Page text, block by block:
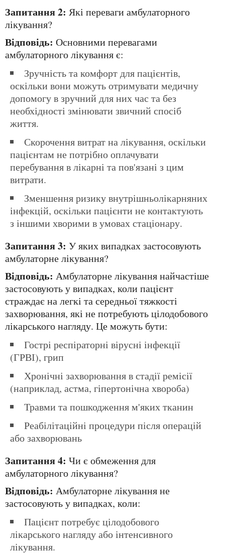
Запитання 2: Які переваги амбулаторного
лікування?
Відповідь: Основними перевагами
амбулаторного лікування є:
Зручність та комфорт для пацієнтів,
оскільки вони можуть отримувати медичну
допомогу в зручний для них час та без
необхідності змінювати звичний спосіб
життя.
Скорочення витрат на лікування, оскільки
пацієнтам не потрібно оплачувати
перебування в лікарні та пов'язані з цим
витрати.
Зменшення ризику внутрішньолікарняних
інфекцій, оскільки пацієнти не контактують
з іншими хворими в умовах стаціонару.
Запитання 3: У яких випадках застосовують
амбулаторне лікування?
Відповідь: Амбулаторне лікування найчастіше
застосовують у випадках, коли пацієнт
страждає на легкі та середньої тяжкості
захворювання, які не потребують цілодобового
лікарського нагляду. Це можуть бути:
Гострі респіраторні вірусні інфекції
(ГРВІ), грип
Хронічні захворювання в стадії ремісії
(наприклад, астма, гіпертонічна хвороба)
Травми та пошкодження м'яких тканин
Реабілітаційні процедури після операцій
або захворювань
Запитання 4: Чи є обмеження для
амбулаторного лікування?
Відповідь: Амбулаторне лікування не
застосовують у випадках, коли:
Пацієнт потребує цілодобового
лікарського нагляду або інтенсивного
лікування.